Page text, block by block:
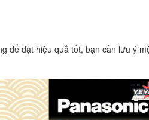
để đạt hiệu quả tốt, bạn cần lưu ý